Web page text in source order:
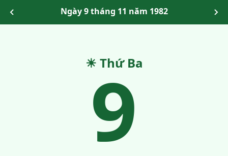
Ngày 9 tháng 11 năm 1982
☀ Thứ Ba
9